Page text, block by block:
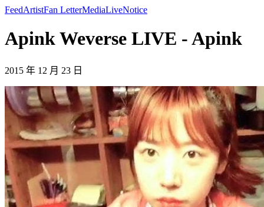
FeedArtistFan LetterMediaLiveNotice
Apink Weverse LIVE - Apink
2015 年 12 月 23 日